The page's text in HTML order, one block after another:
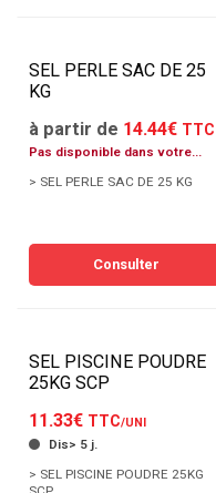
SEL PERLE SAC DE 25
KG
à partir de 14.44€ TTC
Pas disponible dans votre
agence
> SEL PERLE SAC DE 25 KG
Consulter
SEL PISCINE POUDRE
25KG SCP
11.33€ TTC/UNI
Dis> 5 j.
> SEL PISCINE POUDRE 25KG